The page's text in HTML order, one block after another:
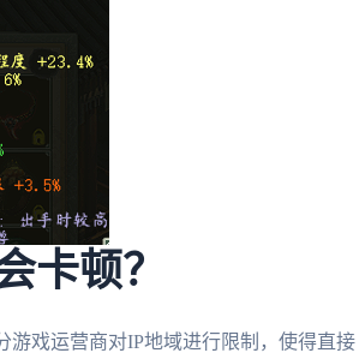
卡顿？
游戏运营商对IP地域进行限制，使得直接